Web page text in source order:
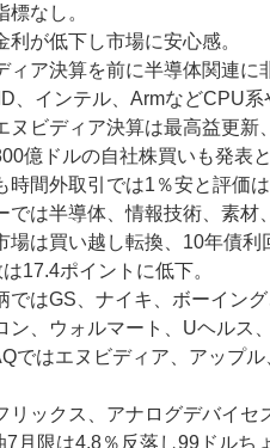
標なし。
利が低下し市場に安心感。
ィア決算を前に半導体関連に
、インテル、ArmなどCPU系
ヌビディア決算は最高益更新
億ドルの自社株買いも発表
時間外取引では1％安と評価
では半導体、情報技術、素材
場は買い越し転換、10年債利
17.4ポイントに低下。
ではGS、ナイキ、ボーイン
ン、ウォルマート、Uヘルス
ではエヌビディア、アップ
リックス、アナログデバイセ
7月限は4.8％反落し99ドルち